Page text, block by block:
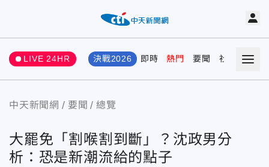
LIVE 24HR 決戰2026 即時 熱門 要聞 社會 娛樂
中天新聞網 要聞 總覽
大罷免「割喉割到斷」？沈政男分
析：恐是新潮流給的點子